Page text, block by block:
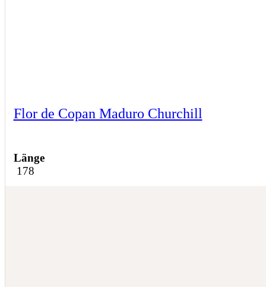
Flor de Copan Maduro Churchill
Länge
178